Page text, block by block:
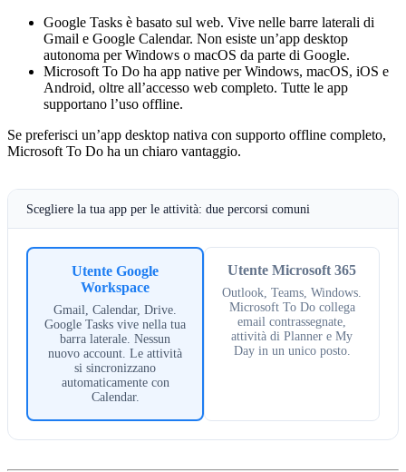
Google Tasks è basato sul web. Vive nelle barre laterali di
Gmail e Google Calendar. Non esiste un’app desktop
autonoma per Windows o macOS da parte di Google.
Microsoft To Do ha app native per Windows, macOS, iOS e
Android, oltre all’accesso web completo. Tutte le app
supportano l’uso offline.
Se preferisci un’app desktop nativa con supporto offline completo,
Microsoft To Do ha un chiaro vantaggio.
Scegliere la tua app per le attività: due percorsi comuni
Utente Google
Workspace
Gmail, Calendar, Drive.
Google Tasks vive nella tua
barra laterale. Nessun
nuovo account. Le attività
si sincronizzano
automaticamente con
Calendar.
Utente Microsoft 365
Outlook, Teams, Windows.
Microsoft To Do collega
email contrassegnate,
attività di Planner e My
Day in un unico posto.